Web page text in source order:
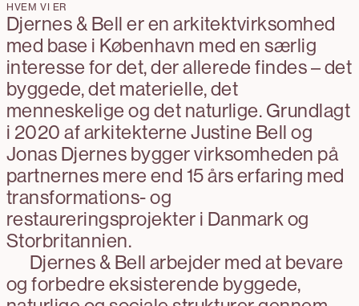
HVEM VI ER
Djernes & Bell er en arkitektvirksomhed
med base i København med en særlig
interesse for det, der allerede findes – det
byggede, det materielle, det
menneskelige og det naturlige. Grundlagt
i 2020 af arkitekterne Justine Bell og
Jonas Djernes bygger virksomheden på
partnernes mere end 15 års erfaring med
transformations- og
restaureringsprojekter i Danmark og
Storbritannien.
Djernes & Bell arbejder med at bevare
og forbedre eksisterende byggede,